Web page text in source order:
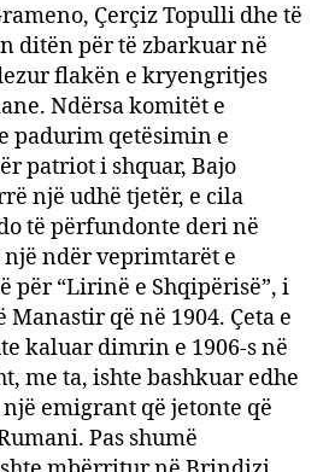
Çerçiz Topulli dhe të
ditën për të zbarkuar në
flakën e kryengritjes
Ndërsa komitët e
padurim qetësimin e
patriot i shquar, Bajo
një udhë tjetër, e cila
të përfundonte deri në
një ndër veprimtarët e
për “Lirinë e Shqipërisë”, i
që në 1904. Çeta e
kaluar dimrin e 1906-s në
me ta, ishte bashkuar edhe
emigrant që jetonte që
Pas shumë